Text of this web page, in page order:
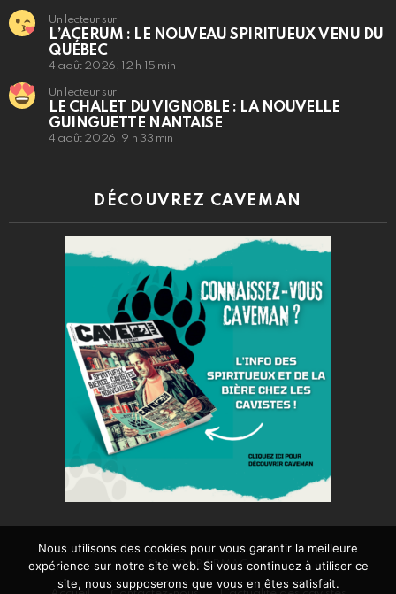
Un lecteur sur
L’ACERUM : LE NOUVEAU SPIRITUEUX VENU DU
QUÉBEC
4 août 2026, 12 h 15 min
Un lecteur sur
LE CHALET DU VIGNOBLE : LA NOUVELLE
GUINGUETTE NANTAISE
4 août 2026, 9 h 33 min
DÉCOUVREZ CAVEMAN
© 2026 BARMAG
Nous utilisons des cookies pour vous garantir la meilleure
expérience sur notre site web. Si vous continuez à utiliser ce
site, nous supposerons que vous en êtes satisfait.